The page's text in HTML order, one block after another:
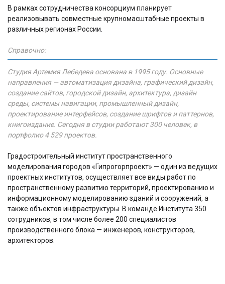
В рамках сотрудничества консорциум планирует
реализовывать совместные крупномасштабные проекты в
различных регионах России.
Справочно:
Студия Артемия Лебедева основана в 1995 году. Основные
направления — автоматизация дизайна, графический дизайн,
создание сайтов, городской дизайн, архитектура, дизайн
среды, системы навигации, промышленный дизайн,
проектирование интерфейсов, создание шрифтов и паттернов,
книгоиздание. Сегодня в студии работают 300 человек, в
портфолио 4 529 проектов.
Градостроительный институт пространственного
моделирования городов «Гипрогорпроект» — один из ведущих
проектных институтов, осуществляет все виды работ по
пространственному развитию территорий, проектированию и
информационному моделированию зданий и сооружений, а
также объектов инфраструктуры. В команде Института 350
сотрудников, в том числе более 200 специалистов
производственного блока — инженеров, конструкторов,
архитекторов.